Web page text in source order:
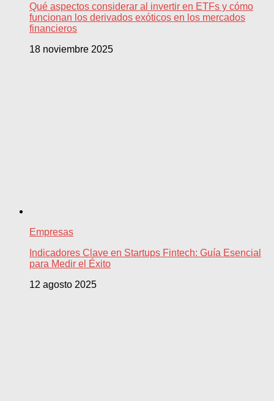
Qué aspectos considerar al invertir en ETFs y cómo
funcionan los derivados exóticos en los mercados
financieros
18 noviembre 2025
Empresas
Indicadores Clave en Startups Fintech: Guía Esencial
para Medir el Éxito
12 agosto 2025